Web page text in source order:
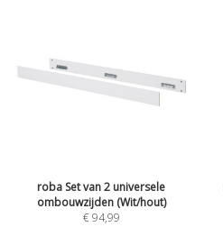
roba Set van 2 universele
ombouwzijden (Wit/hout)
€94,99